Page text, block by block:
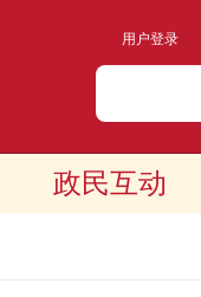
用户登录
政民互动